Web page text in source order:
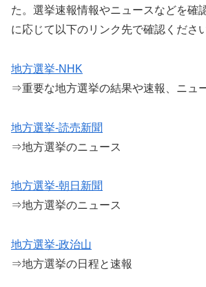
た。選挙速報情報やニュースなどを確
に応じて以下のリンク先で確認ください
地方選挙-NHK
⇒重要な地方選挙の結果や速報、ニュ
地方選挙-読売新聞
⇒地方選挙のニュース
地方選挙-朝日新聞
⇒地方選挙のニュース
地方選挙-政治山
⇒地方選挙の日程と速報